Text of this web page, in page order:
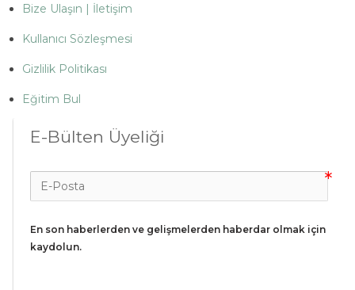
Bize Ulaşın | İletişim
Kullanıcı Sözleşmesi
Gizlilik Politikası
Eğitim Bul
E-Bülten Üyeliği
En son haberlerden ve gelişmelerden haberdar olmak için
kaydolun.